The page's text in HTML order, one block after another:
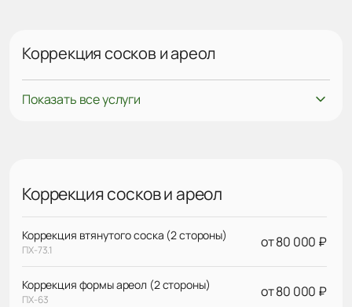
Коррекция сосков и ареол
Показать все услуги
Коррекция сосков и ареол
Коррекция втянутого соска (2 стороны)
ПХ-73.1 от 80 000 ₽
Коррекция формы ареол (2 стороны)
ПХ-63 от 80 000 ₽